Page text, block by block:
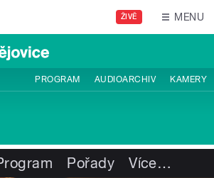
ŽIVĚ MENU
PROGRAM AUDIOARCHIV KAMERY
Pořady Více…